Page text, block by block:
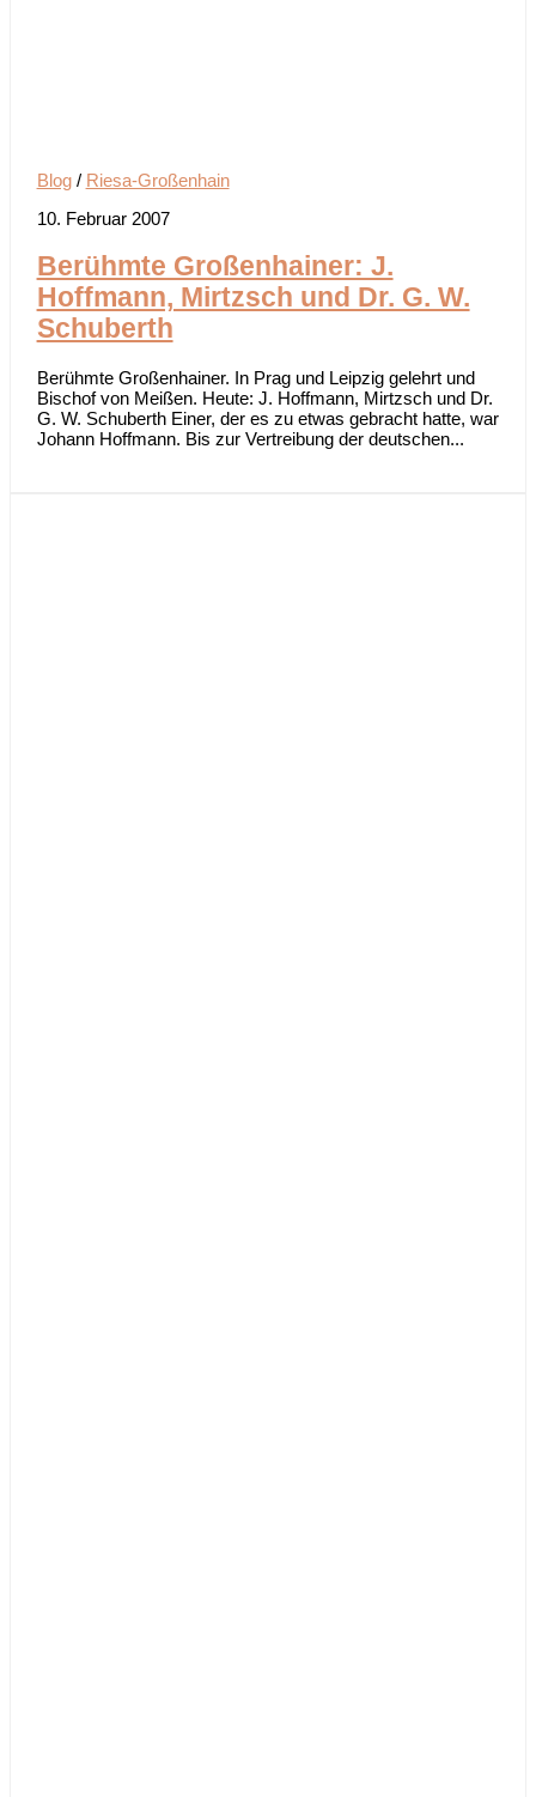
Blog/ Riesa-Großenhain
10. Februar 2007
Berühmte Großenhainer: J.
Hoffmann, Mirtzsch und Dr. G. W.
Schuberth
Berühmte Großenhainer. In Prag und Leipzig gelehrt und
Bischof von Meißen. Heute: J. Hoffmann, Mirtzsch und Dr.
G. W. Schuberth Einer, der es zu etwas gebracht hatte, war
Johann Hoffmann. Bis zur Vertreibung der deutschen...